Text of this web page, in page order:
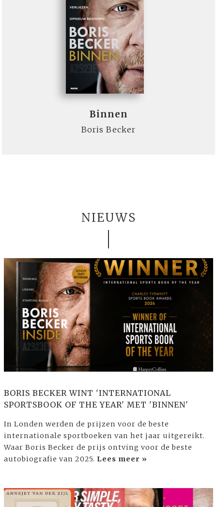
Binnen
Boris Becker
NIEUWS
BORIS BECKER WINT 'INTERNATIONAL
SPORTSBOOK OF THE YEAR' MET 'BINNEN'
In Londen werden de prijzen voor de beste
internationale sportboeken van het jaar uitgereikt.
Waar Boris Becker de prijs ontving voor de beste
autobiografie van 2025. Lees meer »